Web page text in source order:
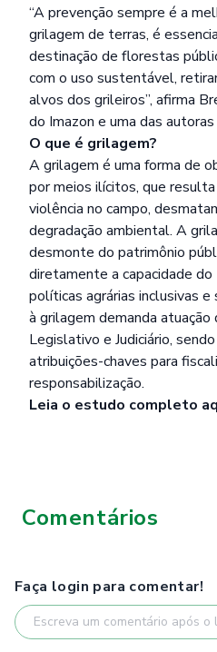
“A prevenção sempre é a
grilagem de terras, é
destinação de florestas
com o uso sustentável,
alvos dos grileiros”, afirma
do Imazon e uma das
O que é grilagem?
A grilagem é uma forma de
por meios ilícitos, que
violência no campo,
degradação ambiental​. A
desmonte do patrimônio
diretamente a capacidade
políticas agrárias inclusivas
à grilagem demanda
Legislativo e Judiciário,
atribuições-chaves para
responsabilização.
Leia o estudo completo
Comentários
Faça login para comentar!